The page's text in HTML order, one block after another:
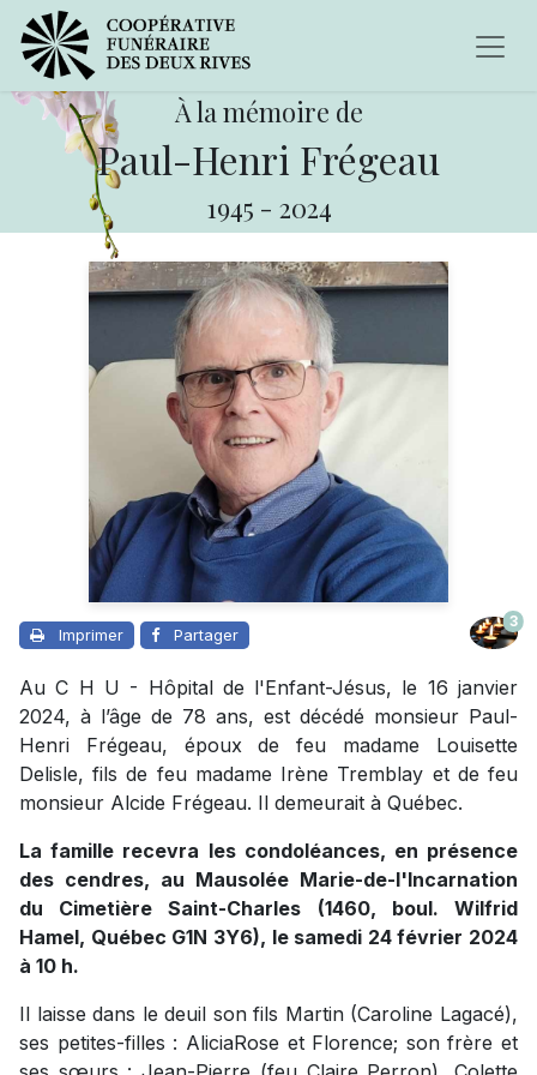
À la mémoire de
Paul-Henri Frégeau
1945 - 2024
Imprimer Partager
3
Au C H U - Hôpital de l'Enfant-Jésus, le 16 janvier
2024, à l’âge de 78 ans, est décédé monsieur Paul-
Henri Frégeau, époux de feu madame Louisette
Delisle, fils de feu madame Irène Tremblay et de feu
monsieur Alcide Frégeau. Il demeurait à Québec.
La famille recevra les condoléances, en présence
des cendres, au Mausolée Marie-de-l'Incarnation
du Cimetière Saint-Charles (1460, boul. Wilfrid
Hamel, Québec G1N 3Y6), le samedi 24 février 2024
à 10 h.
Il laisse dans le deuil son fils Martin (Caroline Lagacé),
ses petites-filles : AliciaRose et Florence; son frère et